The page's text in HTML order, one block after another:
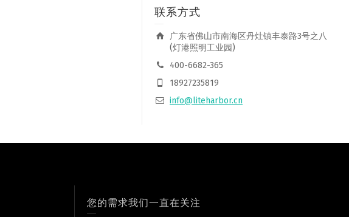
联系方式
广东省佛山市南海区丹灶镇丰泰路3号之八
(灯港照明工业园)
400-6682-365
18927235819
info@liteharbor.cn
您的需求我们一直在关注